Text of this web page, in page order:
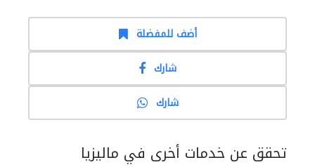
أضف للمفضلة
شارك
شارك
تحقق عن خدمات أخرى في ماليزيا